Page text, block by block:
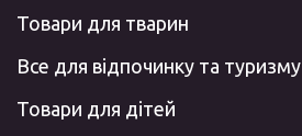
Товари для тварин
Все для відпочинку та туризму
Товари для дітей